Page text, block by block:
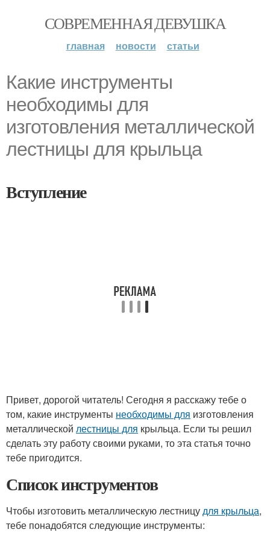
СОВРЕМЕННАЯ ДЕВУШКА
главная новости статьи
Какие инструменты
необходимы для
изготовления металлической
лестницы для крыльца
Вступление
Привет, дорогой читатель! Сегодня я расскажу тебе о
том, какие инструменты необходимы для изготовления
металлической лестницы для крыльца. Если ты решил
сделать эту работу своими руками, то эта статья точно
тебе пригодится.
Список инструментов
Чтобы изготовить металлическую лестницудля крыльца,
тебе понадобятся следующие инструменты: